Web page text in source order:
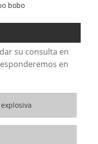
bobo
su consulta en
en